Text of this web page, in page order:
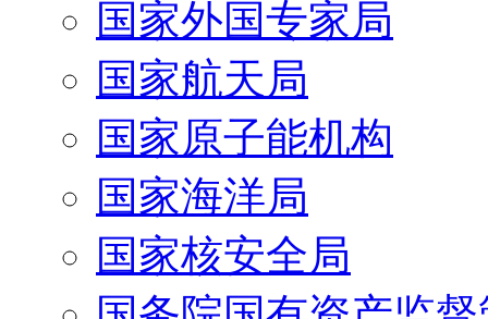
国家外国专家局
国家航天局
国家原子能机构
国家海洋局
国家核安全局